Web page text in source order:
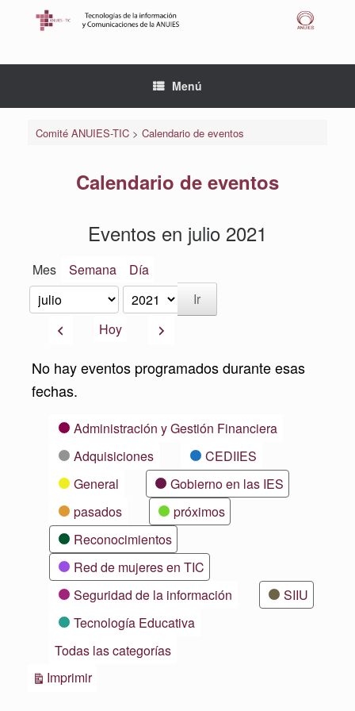
Menú
Comité ANUIES-TIC> Calendario de eventos
Calendario de eventos
Eventos en julio 2021
Mes Semana Día
Mes
Año
AnteriorHoy Siguiente
No hay eventos programados durante esas
fechas.
CategoríasAdministración y Gestión Financiera
Adquisiciones
CEDIIES
General
Gobierno en las IES
pasados
próximos
Reconocimientos
Red de mujeres en TIC
Seguridad de la información
SIIU
Tecnología Educativa
Todas las categorías
ImprimirVistas